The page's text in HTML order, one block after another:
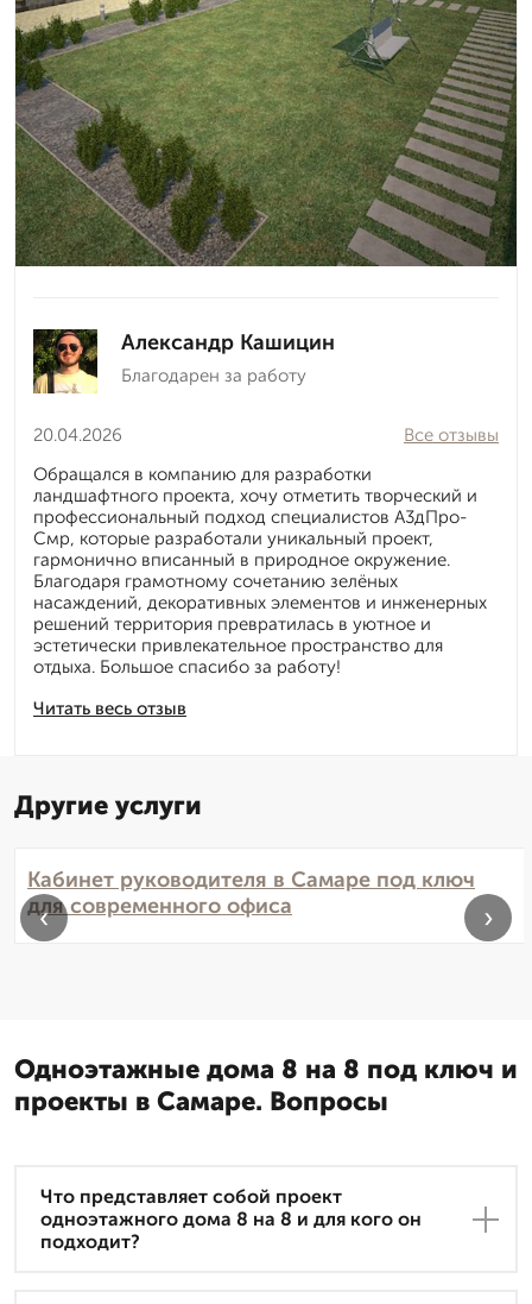
Александр Кашицин
Благодарен за работу
20.04.2026
Читать весь отзыв
Все отзывы
Обращался в компанию для разработки
ландшафтного проекта, хочу отметить творческий и
профессиональный подход специалистов А3дПро-
Смр, которые разработали уникальный проект,
гармонично вписанный в природное окружение.
Благодаря грамотному сочетанию зелёных
насаждений, декоративных элементов и инженерных
решений территория превратилась в уютное и
эстетически привлекательное пространство для
отдыха. Большое спасибо за работу!
Другие услуги
Кабинет руководителя в Самаре под ключ
для современного офиса
‹ ›
Одноэтажные дома 8 на 8 под ключ и
проекты в Самаре. Вопросы
Что представляет собой проект
одноэтажного дома 8 на 8 и для кого он
подходит?